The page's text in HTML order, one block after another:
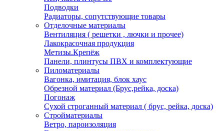
Подводки
Радиаторы, сопутствующие товары
Отделочные материалы
Вентиляция ( решетки , лючки и прочее)
Лакокрасочная продукция
Метизы.Крепёж
Панели, плинтусы ПВХ и комплектующие
Пиломатериалы
Вагонка, имитация, блок хаус
Обрезной материал (Брус,рейка, доска)
Погонаж
Сухой строганный материал ( брус, рейка, доска)
Стройматериалы
Ветро, пароизоляция